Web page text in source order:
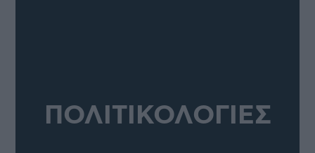
ΠΟΛΙΤΙΚΟΛΟΓΙΕΣ